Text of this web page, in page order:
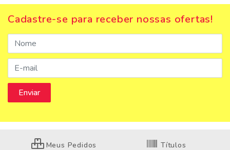
Cadastre-se para receber nossas ofertas!
Meus Pedidos Títulos